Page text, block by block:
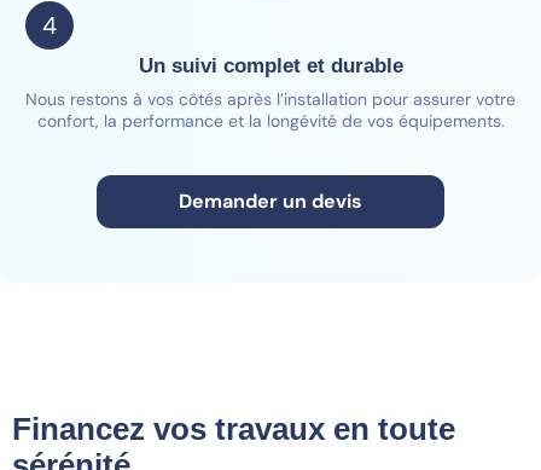
4
Un suivi complet et durable
Nous restons à vos côtés après l’installation pour assurer votre
confort, la performance et la longévité de vos équipements.
Demander un devis
Financez vos travaux en toute